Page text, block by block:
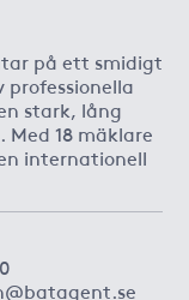
på ett smidigt
stark, lång
18 mäklare
internationell